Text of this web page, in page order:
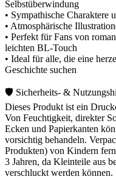
Selbstüberwindung
• Sympathische Charaktere
• Atmosphärische
• Perfekt für Fans von
leichten BL-Touch
• Ideal für alle, die eine
Geschichte suchen
🛡️ Sicherheits- &
Dieses Produkt ist ein
Von Feuchtigkeit, direkter
Ecken und Papierkanten
vorsichtig behandeln.
Produkten) von Kindern
3 Jahren, da Kleinteile aus
verschluckt werden können.